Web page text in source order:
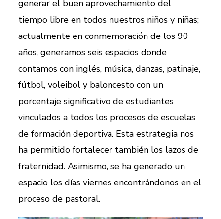
generar el buen aprovechamiento del
tiempo libre en todos nuestros niños y niñas;
actualmente en conmemoración de los 90
años, generamos seis espacios donde
contamos con inglés, música, danzas, patinaje,
fútbol, voleibol y baloncesto con un
porcentaje significativo de estudiantes
vinculados a todos los procesos de escuelas
de formación deportiva. Esta estrategia nos
ha permitido fortalecer también los lazos de
fraternidad. Asimismo, se ha generado un
espacio los días viernes encontrándonos en el
proceso de pastoral.